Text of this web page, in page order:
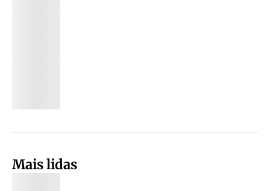
Mais lidas